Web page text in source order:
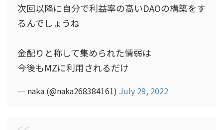
次回以降に自分で利益率の高いDAOの構築をす
るんでしょうね
金配りと称して集められた情弱は
今後もMZに利用されるだけ
— naka (@naka268384161) July 29, 2022